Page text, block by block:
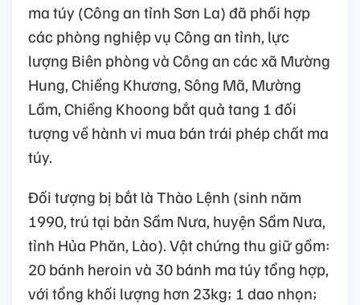
ma túy (Công an tỉnh Sơn La) đã phối hợp
các phòng nghiệp vụ Công an tỉnh, lực
lượng Biên phòng và Công an các xã Mường
Hung, Chiềng Khương, Sông Mã, Mường
Lầm, Chiềng Khoong bắt quả tang 1 đối
tượng về hành vi mua bán trái phép chất ma
túy.
Đối tượng bị bắt là Thào Lệnh (sinh năm
1990, trú tại bản Sầm Nưa, huyện Sầm Nưa,
tỉnh Hủa Phăn, Lào). Vật chứng thu giữ gồm:
20 bánh heroin và 30 bánh ma túy tổng hợp,
với tổng khối lượng hơn 23kg; 1 dao nhọn;